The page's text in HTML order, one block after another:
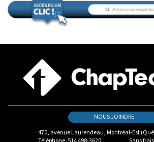
NOUS JOINDRE
470, avenue Laurendeau, Montréal-Est